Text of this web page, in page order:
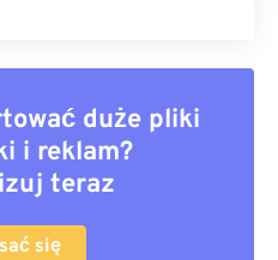
duże pliki
i reklam?
teraz
się